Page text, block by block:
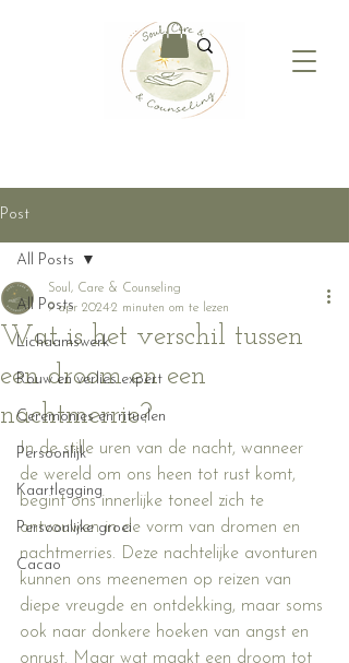
Post
All Posts
Lichaamswerk
Rouw en verlies expert
Ceremonies en rituelen
Persoonlijk
Kaartlegging
Persoonlijke groei
Cacao
All Posts
Wat is het verschil tussen
een droom en een
nachtmerrie?
Soul, Care & Counseling
9 apr 20242 minuten om te lezen
In de stille uren van de nacht, wanneer
de wereld om ons heen tot rust komt,
begint ons innerlijke toneel zich te
ontvouwen in de vorm van dromen en
nachtmerries. Deze nachtelijke avonturen
kunnen ons meenemen op reizen van
diepe vreugde en ontdekking, maar soms
ook naar donkere hoeken van angst en
onrust. Maar wat maakt een droom tot